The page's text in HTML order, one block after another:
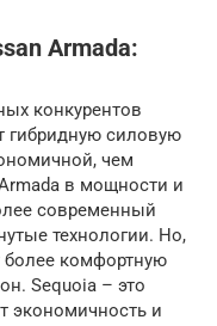
Armada:
конкурентов
гибридную силовую
чем
в мощности и
современный
технологии. Но,
более комфортную
Sequoia – это
экономичность и